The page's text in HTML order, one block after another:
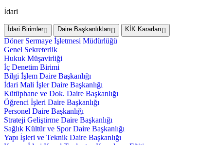
İdari
İdari Birimler Daire Başkanlıkları KİK Kararları
Döner Sermaye İşletmesi Müdürlüğü
Genel Sekreterlik
Hukuk Müşavirliği
İç Denetim Birimi
Bilgi İşlem Daire Başkanlığı
İdari Mali İşler Daire Başkanlığı
Kütüphane ve Dok. Daire Başkanlığı
Öğrenci İşleri Daire Başkanlığı
Personel Daire Başkanlığı
Strateji Geliştirme Daire Başkanlığı
Sağlık Kültür ve Spor Daire Başkanlığı
Yapı İşleri ve Teknik Daire Başkanlığı